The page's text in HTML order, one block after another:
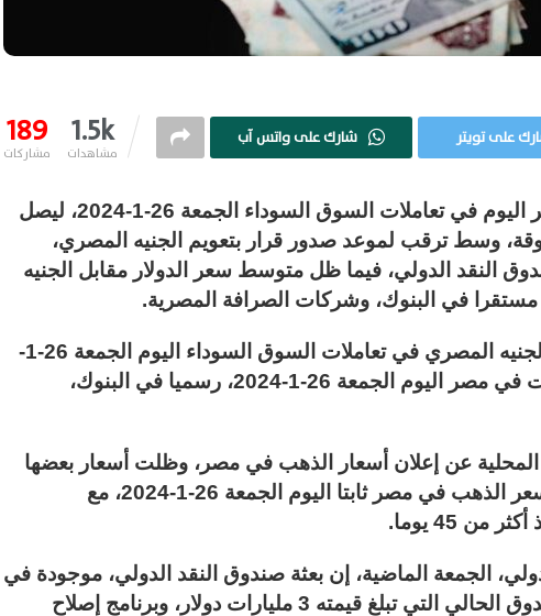
189
مشاركات 1.5k
مشاهدات
على تويتر شارك على واتس آب
ارتفع متوسط سعر الدولار في مصر اليوم في تعاملات السوق السوداء الجمعة 26-1-2024، ليصل
وسط ترقب لموعد صدور قرار بتعويم الجنيه المصري،
النقد الدولي، فيما ظل متوسط سعر الدولار مقابل الجنيه
فيما تباينت أسعار العملات مقابل الجنيه المصري في تعاملات السوق السوداء اليوم الجمعة 26-1-
2024، بينما استقرت أسعار العملات في مصر اليوم الجمعة 26-1-2024، رسميا في البنوك،
عن إعلان أسعار الذهب في مصر، وظلت أسعار بعضها
كما هي دون تغيير ليبقي متوسط سعر الذهب في مصر ثابتا اليوم الجمعة 26-1-2024، مع
45 يوما.
الجمعة الماضية، إن بعثة صندوق النقد الدولي، موجودة في
القاهرة حاليا، لمناقشة قرض الصندوق الحالي التي تبلغ قيمته 3 مليارات دولار، وبرنامج إصلاح